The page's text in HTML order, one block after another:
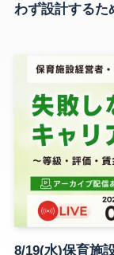
わず設計するた
8/19(水)保育施